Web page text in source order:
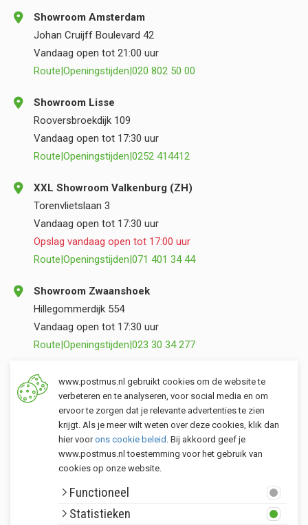
Klantenservice
Postmus merken
Showroom Amsterdam
Johan Cruijff Boulevard 42
Vandaag open tot 21:00 uur
Route|Openingstijden|020 802 50 00
Showroom Lisse
Rooversbroekdijk 109
Vandaag open tot 17:30 uur
Route|Openingstijden|0252 414412
XXL Showroom Valkenburg (ZH)
Torenvlietslaan 3
Vandaag open tot 17:30 uur
Opslag vandaag open tot 17:00 uur
Route|Openingstijden|071 401 34 44
Showroom Zwaanshoek
Hillegommerdijk 554
Vandaag open tot 17:30 uur
Route|Openingstijden|023 30 34 277
Opslag Valkenburg (ZH)
Torenvlietslaan 3
Vandaag open tot 17:00 uur
Route|Openingstijden |071 401 34 44
www.postmus.nl gebruikt cookies om de website te
verbeteren en te analyseren, voor social media en om
ervoor te zorgen dat je relevante advertenties te zien
krijgt. Als je meer wilt weten over deze cookies, klik dan
hier voorons cookie beleid . Bij akkoord geef je
www.postmus.nl toestemming voor het gebruik van
cookies op onze website.
Functioneel
Statistieken